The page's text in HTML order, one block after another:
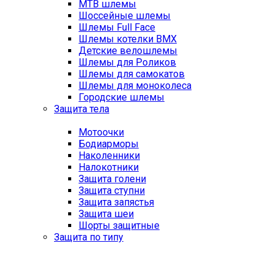
MTB шлемы
Шоссейные шлемы
Шлемы Full Face
Шлемы котелки BMX
Детские велошлемы
Шлемы для Роликов
Шлемы для самокатов
Шлемы для моноколеса
Городские шлемы
Защита тела
Мотоочки
Бодиарморы
Наколенники
Налокотники
Защита голени
Защита ступни
Защита запястья
Защита шеи
Шорты защитные
Защита по типу